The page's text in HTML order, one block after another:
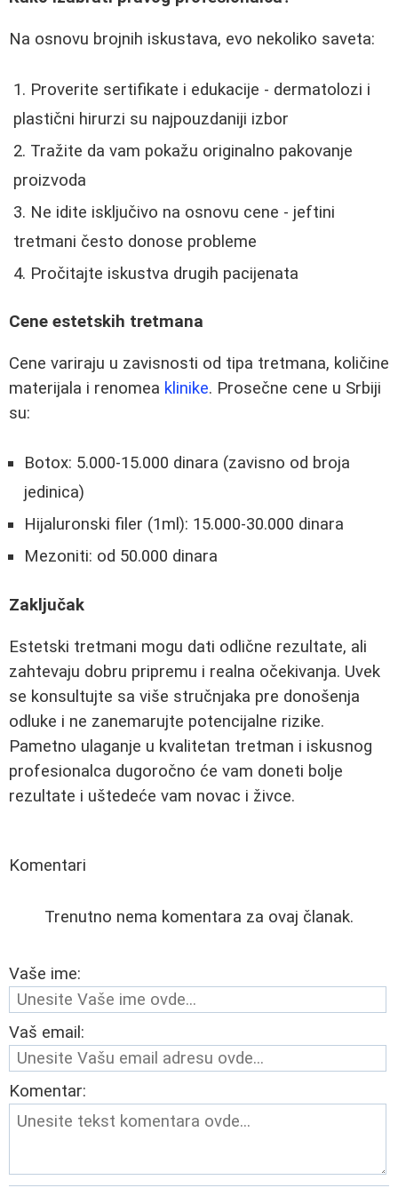
Na osnovu brojnih iskustava, evo nekoliko saveta:
Proverite sertifikate i edukacije - dermatolozi i
plastični hirurzi su najpouzdaniji izbor
Tražite da vam pokažu originalno pakovanje
proizvoda
Ne idite isključivo na osnovu cene - jeftini
tretmani često donose probleme
Pročitajte iskustva drugih pacijenata
Cene estetskih tretmana
Cene variraju u zavisnosti od tipa tretmana, količine
materijala i renomea klinike. Prosečne cene u Srbiji
su:
Botox: 5.000-15.000 dinara (zavisno od broja
jedinica)
Hijaluronski filer (1ml): 15.000-30.000 dinara
Mezoniti: od 50.000 dinara
Zaključak
Estetski tretmani mogu dati odlične rezultate, ali
zahtevaju dobru pripremu i realna očekivanja. Uvek
se konsultujte sa više stručnjaka pre donošenja
odluke i ne zanemarujte potencijalne rizike.
Pametno ulaganje u kvalitetan tretman i iskusnog
profesionalca dugoročno će vam doneti bolje
rezultate i uštedeće vam novac i živce.
Komentari
Trenutno nema komentara za ovaj članak.
Vaše ime:
Vaš email:
Komentar: